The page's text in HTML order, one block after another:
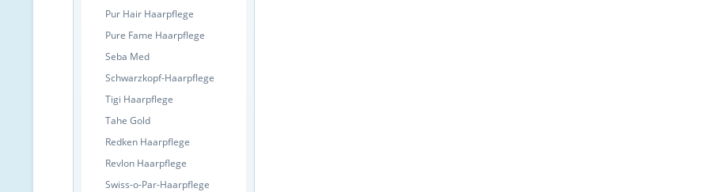
Pur Hair Haarpflege
Pure Fame Haarpflege
Seba Med
Schwarzkopf-Haarpflege
Tigi Haarpflege
Tahe Gold
Redken Haarpflege
Revlon Haarpflege
Swiss-o-Par-Haarpflege